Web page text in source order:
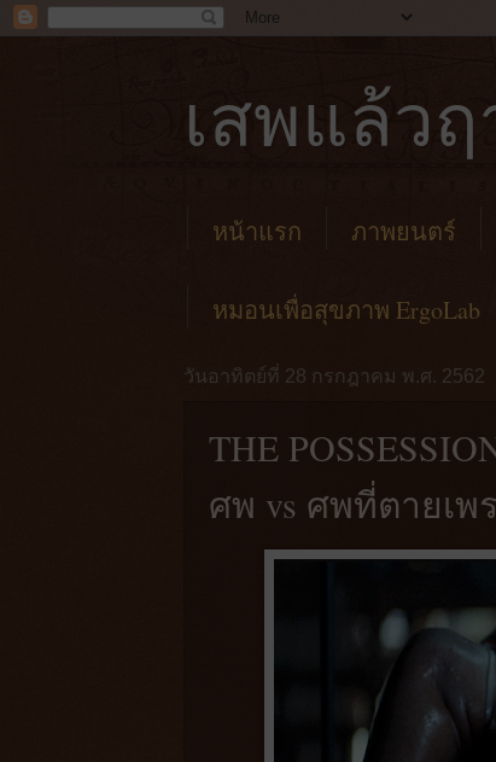
เสพแล้วฤ
หน้าแรก ภาพยนตร์
หมอนเพื่อสุขภาพ ErgoLab
วันอาทิตย์ที่ 28 กรกฎาคม พ.ศ. 2562
THE
ศพ vs ศพที่ตายเพร